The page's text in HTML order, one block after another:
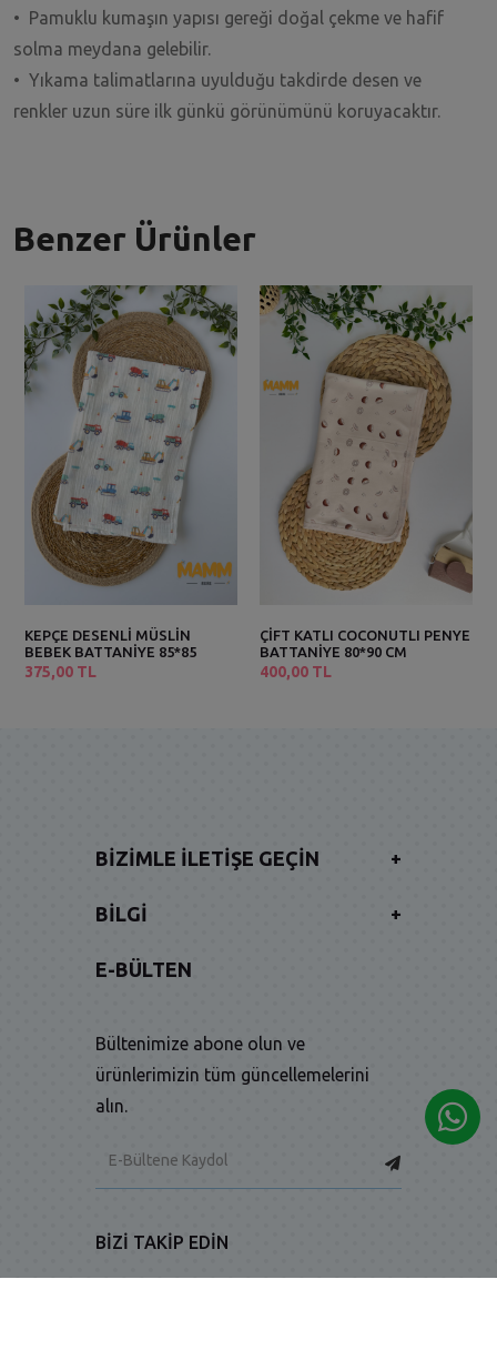
• Pamuklu kumaşın yapısı gereği doğal çekme ve hafif
solma meydana gelebilir.
• Yıkama talimatlarına uyulduğu takdirde desen ve
renkler uzun süre ilk günkü görünümünü koruyacaktır.
Benzer Ürünler
KEPÇE DESENLİ MÜSLİN
BEBEK BATTANİYE 85*85
375,00 TL
ÇİFT KATLI COCONUTLI PENYE
BATTANİYE 80*90 CM
400,00 TL
BIZIMLE İLETIŞE GEÇIN +
BILGI +
E-BÜLTEN
Bültenimize abone olun ve
ürünlerimizin tüm güncellemelerini
alın.
BIZI TAKIP EDIN